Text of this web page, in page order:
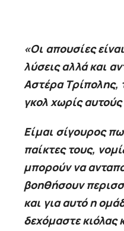
«Οι απουσίες
λύσεις αλλά και
Αστέρα Τρίπολης,
γκολ χωρίς
Είμαι σίγουρος
παίκτες τους,
μπορούν να
βοηθήσουν
και για αυτό η
δεχόμαστε κιόλας